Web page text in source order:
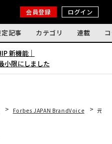
会員登録 ログイン
記事 カテゴリ 連載
新機能｜
小限にしました
Forbes JAPAN BrandVoice 元警